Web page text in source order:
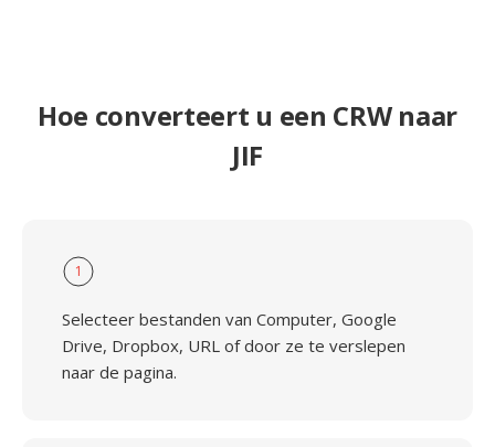
Hoe converteert u een CRW naar
JIF
1
Selecteer bestanden van Computer, Google
Drive, Dropbox, URL of door ze te verslepen
naar de pagina.